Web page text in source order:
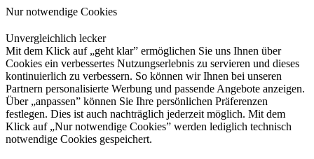
Nur notwendige Cookies
Unvergleichlich lecker
Mit dem Klick auf „geht klar” ermöglichen Sie uns Ihnen über
Cookies ein verbessertes Nutzungserlebnis zu servieren und dieses
kontinuierlich zu verbessern. So können wir Ihnen bei unseren
Partnern personalisierte Werbung und passende Angebote anzeigen.
Über „anpassen” können Sie Ihre persönlichen Präferenzen
festlegen. Dies ist auch nachträglich jederzeit möglich. Mit dem
Klick auf „Nur notwendige Cookies” werden lediglich technisch
notwendige Cookies gespeichert.